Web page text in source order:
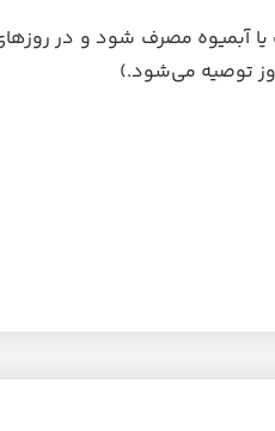
توصیه می‌شود.)